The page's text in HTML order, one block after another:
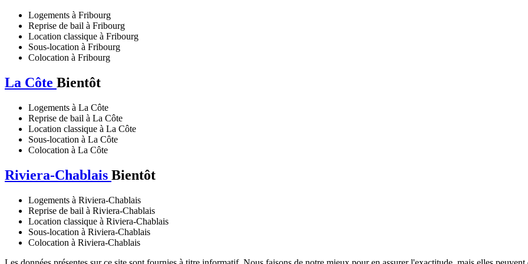
Logements à Fribourg
Reprise de bail à Fribourg
Location classique à Fribourg
Sous-location à Fribourg
Colocation à Fribourg
La Côte Bientôt
Logements à La Côte
Reprise de bail à La Côte
Location classique à La Côte
Sous-location à La Côte
Colocation à La Côte
Riviera-Chablais Bientôt
Logements à Riviera-Chablais
Reprise de bail à Riviera-Chablais
Location classique à Riviera-Chablais
Sous-location à Riviera-Chablais
Colocation à Riviera-Chablais